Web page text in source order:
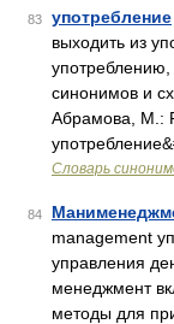
83 употребление
выходить из
употреблению,
синонимов и
Абрамова, М.:
Словарь
84
management
управления
менеджмент
методы для